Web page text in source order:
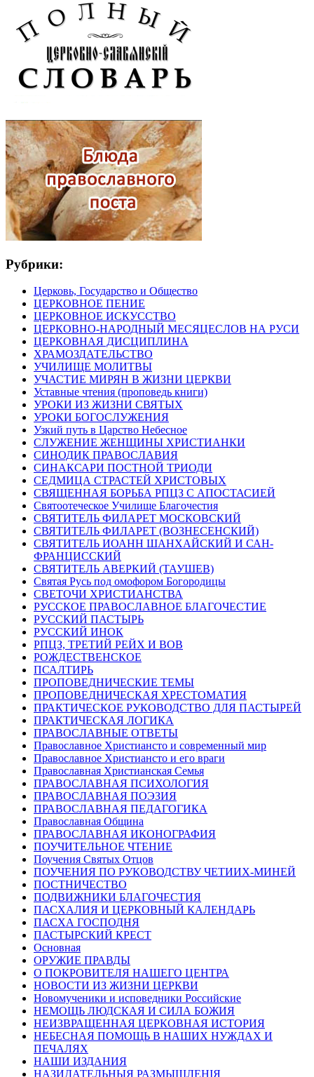
Рубрики:
Церковь, Государство и Общество
ЦЕРКОВНОЕ ПЕНИЕ
ЦЕРКОВНОЕ ИСКУССТВО
ЦЕРКОВНО-НАРОДНЫЙ МЕСЯЦЕСЛОВ НА РУСИ
ЦЕРКОВНАЯ ДИСЦИПЛИНА
ХРАМОЗДАТЕЛЬСТВО
УЧИЛИЩЕ МОЛИТВЫ
УЧАСТИЕ МИРЯН В ЖИЗНИ ЦЕРКВИ
Уставные чтения (проповедь книги)
УРОКИ ИЗ ЖИЗНИ СВЯТЫХ
УРОКИ БОГОСЛУЖЕНИЯ
Узкий путь в Царство Небесное
СЛУЖЕНИЕ ЖЕНЩИНЫ ХРИСТИАНКИ
СИНОДИК ПРАВОСЛАВИЯ
СИНАКСАРИ ПОСТНОЙ ТРИОДИ
СЕДМИЦА СТРАСТЕЙ ХРИСТОВЫХ
СВЯЩЕННАЯ БОРЬБА РПЦЗ С АПОСТАСИЕЙ
Святоотеческое Училище Благочестия
СВЯТИТЕЛЬ ФИЛАРЕТ МОСКОВСКИЙ
СВЯТИТЕЛЬ ФИЛАРЕТ (ВОЗНЕСЕНСКИЙ)
СВЯТИТЕЛЬ ИОАНН ШАНХАЙСКИЙ И САН-
ФРАНЦИССКИЙ
СВЯТИТЕЛЬ АВЕРКИЙ (ТАУШЕВ)
Святая Русь под омофором Богородицы
СВЕТОЧИ ХРИСТИАНСТВА
РУССКОЕ ПРАВОСЛАВНОЕ БЛАГОЧЕСТИЕ
РУССКИЙ ПАСТЫРЬ
РУССКИЙ ИНОК
РПЦЗ, ТРЕТИЙ РЕЙХ И ВОВ
РОЖДЕСТВЕНСКОЕ
ПСАЛТИРЬ
ПРОПОВЕДНИЧЕСКИЕ ТЕМЫ
ПРОПОВЕДНИЧЕСКАЯ ХРЕСТОМАТИЯ
ПРАКТИЧЕСКОЕ РУКОВОДСТВО ДЛЯ ПАСТЫРЕЙ
ПРАКТИЧЕСКАЯ ЛОГИКА
ПРАВОСЛАВНЫЕ ОТВЕТЫ
Православное Христиансто и современный мир
Православное Христиансто и его враги
Православная Христианская Семья
ПРАВОСЛАВНАЯ ПСИХОЛОГИЯ
ПРАВОСЛАВНАЯ ПОЭЗИЯ
ПРАВОСЛАВНАЯ ПЕДАГОГИКА
Православная Община
ПРАВОСЛАВНАЯ ИКОНОГРАФИЯ
ПОУЧИТЕЛЬНОЕ ЧТЕНИЕ
Поучения Святых Отцов
ПОУЧЕНИЯ ПО РУКОВОДСТВУ ЧЕТИИХ-МИНЕЙ
ПОСТНИЧЕСТВО
ПОДВИЖНИКИ БЛАГОЧЕСТИЯ
ПАСХАЛИЯ И ЦЕРКОВНЫЙ КАЛЕНДАРЬ
ПАСХА ГОСПОДНЯ
ПАСТЫРСКИЙ КРЕСТ
Основная
ОРУЖИЕ ПРАВДЫ
О ПОКРОВИТЕЛЯ НАШЕГО ЦЕНТРА
НОВОСТИ ИЗ ЖИЗНИ ЦЕРКВИ
Новомученики и исповедники Российские
НЕМОЩЬ ЛЮДСКАЯ И СИЛА БОЖИЯ
НЕИЗВРАЩЕННАЯ ЦЕРКОВНАЯ ИСТОРИЯ
НЕБЕСНАЯ ПОМОЩЬ В НАШИХ НУЖДАХ И
ПЕЧАЛЯХ
НАШИ ИЗДАНИЯ
НАЗИДАТЕЛЬНЫЯ РАЗМЫШЛЕНІЯ